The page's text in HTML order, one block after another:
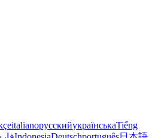
italianoрусскийукраїнськаTiếng